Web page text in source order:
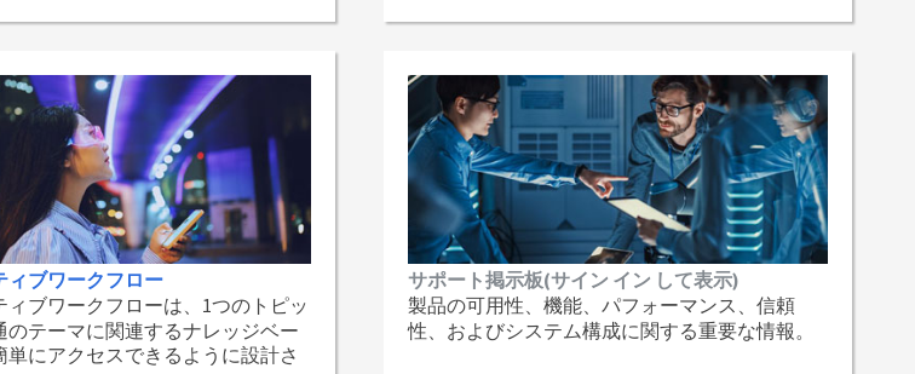
ィブワークフロー
ィブワークフローは、1つのトピッ
のテーマに関連するナレッジベー
単にアクセスできるように設計さ
サポート掲示板(サイン イン して表示)
製品の可用性、機能、パフォーマンス、信頼
性、およびシステム構成に関する重要な情報。